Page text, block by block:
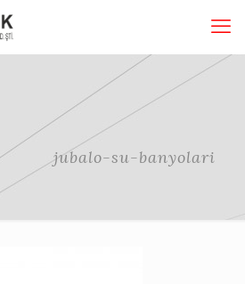
jubalo-su-banyolari